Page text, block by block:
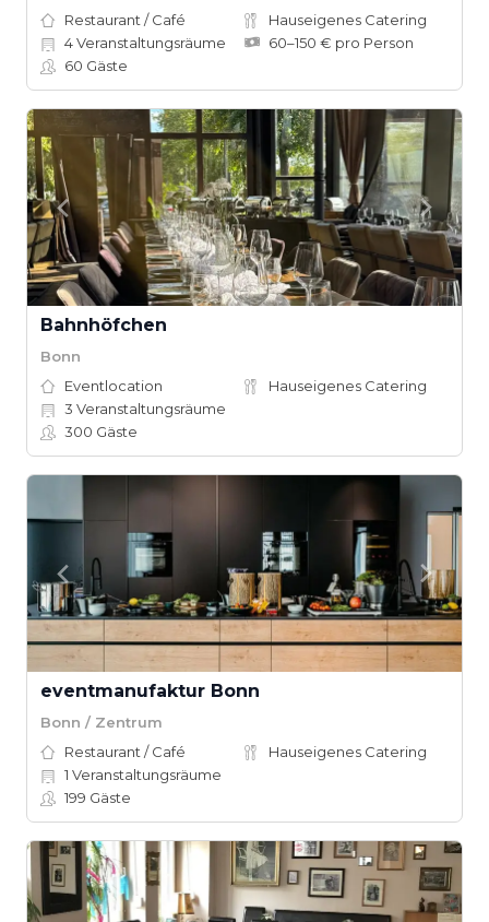
Restaurant / Café
Hauseigenes Catering
4Veranstaltungsräume
60–150 € pro Person
60 Gäste
Bahnhöfchen
Bonn
Eventlocation
Hauseigenes Catering
3 Veranstaltungsräume
300 Gäste
eventmanufaktur Bonn
Bonn / Zentrum
Restaurant / Café
Hauseigenes Catering
1 Veranstaltungsräume
199 Gäste